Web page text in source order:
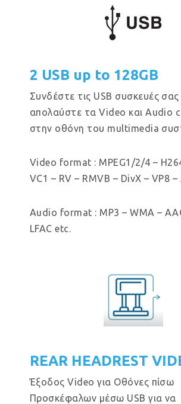
2 USB up to 128GB
Συνδέστε τις USB συσκευές σας
απολαύστε τα Video και Audio
στην οθόνη του multimedia
Video format : MPEG1/2/4 –
VC1 – RV – RMVB – DivX – VP8 –
Audio format : MP3 – WMA –
LFAC etc.
REAR HEADREST
Έξοδος Video για Οθόνες πίσω
Προσκέφαλων μέσω USB για να